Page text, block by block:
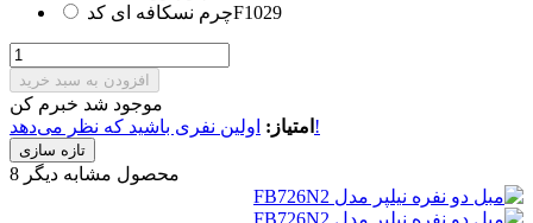
چرم نسکافه ای کدF1029
افزودن به سبد خرید
موجود شد خبرم کن
امتیاز: اولین نفری باشید که نظر می‌دهد!
8 محصول مشابه دیگر